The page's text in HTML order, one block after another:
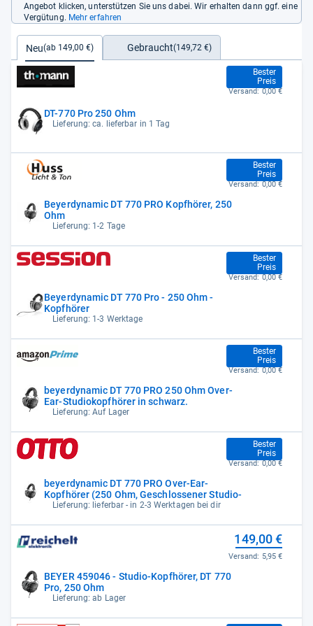
Angebot klicken, unterstützen Sie uns dabei. Wir erhalten dann ggf. eine
Vergütung. Mehr erfahren
Neu(ab 149,00 €) Gebraucht(149,72 €)
DT-770 Pro 250 Ohm
Lieferung: ca. lieferbar in 1 Tag
Bester
Preis
149,00 €
Versand: 0,00 €
Beyerdynamic DT 770 PRO Kopfhörer, 250
Ohm
Lieferung: 1-2 Tage
Bester
Preis
149,00 €
Versand: 0,00 €
Beyerdynamic DT 770 Pro - 250 Ohm -
Kopfhörer
Lieferung: 1-3 Werktage
Bester
Preis
149,00 €
Versand: 0,00 €
beyerdynamic DT 770 PRO 250 Ohm Over-
Ear-Studiokopfhörer in schwarz.
Lieferung: Auf Lager
Bester
Preis
149,00 €
Versand: 0,00 €
beyerdynamic DT 770 PRO Over-Ear-
Kopfhörer (250 Ohm, Geschlossener Studio-
Lieferung: lieferbar - in 2-3 Werktagen bei dir
Bester
Preis
149,00 €
Versand: 0,00 €
BEYER 459046 - Studio-Kopfhörer, DT 770
Pro, 250 Ohm
Lieferung: ab Lager
149,00 €
Versand: 5,95 €